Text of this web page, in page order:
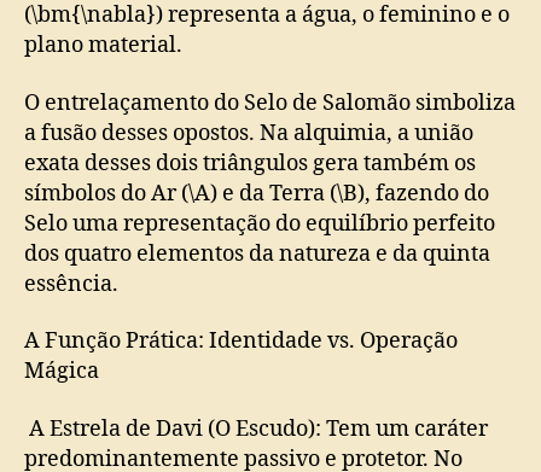
(\bm{\nabla}) representa a água, o feminino e o
plano material.
O entrelaçamento do Selo de Salomão simboliza
a fusão desses opostos. Na alquimia, a união
exata desses dois triângulos gera também os
símbolos do Ar (\A) e da Terra (\B), fazendo do
Selo uma representação do equilíbrio perfeito
dos quatro elementos da natureza e da quinta
essência.
A Função Prática: Identidade vs. Operação
Mágica
A Estrela de Davi (O Escudo): Tem um caráter
predominantemente passivo e protetor. No